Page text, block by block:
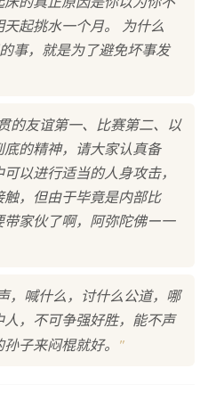
起挑水一个月。 为什么
事，就是为了避免坏事发
的友谊第一、比赛第二、以
的精神，请大家认真备
以进行适当的人身攻击，
，但由于毕竟是内部比
家伙了啊，阿弥陀佛ー一
，喊什么，讨什么公道，哪
，不可争强好胜，能不声
子来闷棍就好。
"